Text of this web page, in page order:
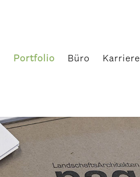
Portfolio Büro Karriere